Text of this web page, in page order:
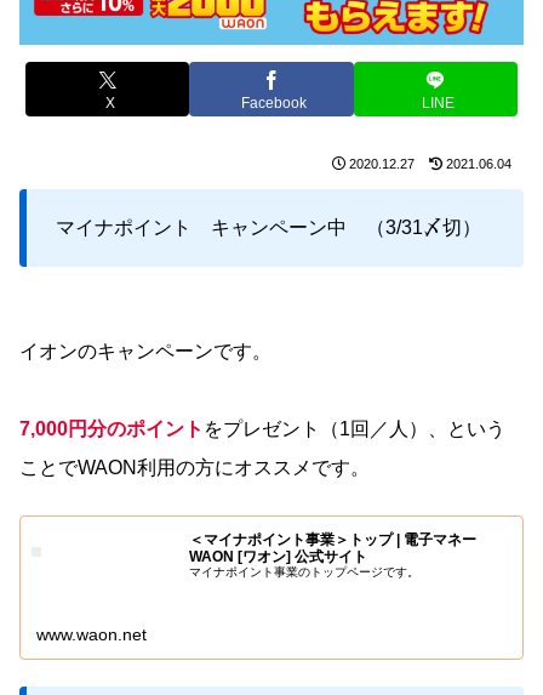
X Facebook LINE
2020.12.27 2021.06.04
マイナポイント キャンペーン中 （3/31〆切）
イオンのキャンペーンです。
7,000円分のポイント をプレゼント（1回／人）、という
ことでWAON利用の方にオススメです。
＜マイナポイント事業＞トップ | 電子マネー
WAON [ワオン] 公式サイト
マイナポイント事業のトップページです。
www.waon.net